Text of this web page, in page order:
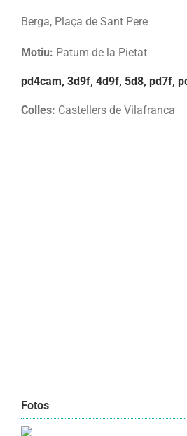
Berga, Plaça de Sant Pere
Motiu: Patum de la Pietat
pd4cam, 3d9f, 4d9f, 5d8, pd7f,
Colles: Castellers de Vilafranca
Fotos